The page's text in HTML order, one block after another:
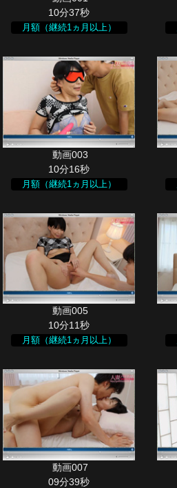
10分37秒
月額（継続1ヵ月以上）
10分16秒
月額（継続1ヵ月以上）
10分11秒
月額（継続1ヵ月以上）
09分39秒